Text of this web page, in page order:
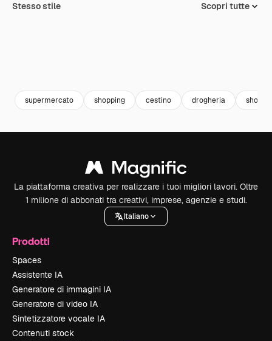
Stesso stile Scopri tutte
supermercato shopping cestino drogheria
La piattaforma creativa per realizzare i tuoi migliori lavori. Oltre
1 milione di abbonati tra creativi, imprese, agenzie e studi.
Italiano
Prodotti
Spaces
Assistente IA
Generatore di immagini IA
Generatore di video IA
Sintetizzatore vocale IA
Contenuti stock